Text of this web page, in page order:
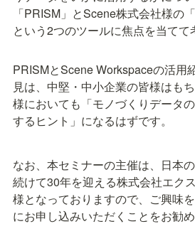
「PRISM」とScene株式会社様の
という2つのツールに焦点を当てて
PRISMとScene Workspaceの活用
見は、中堅・中小企業の皆様はも
様においても「モノづくりデータ
するヒント」になるはずです。
なお、本セミナーの主催は、日本
続けて30年を迎える株式会社エク
様となっておりますので、ご興味
にお申し込みいただくことをお勧め